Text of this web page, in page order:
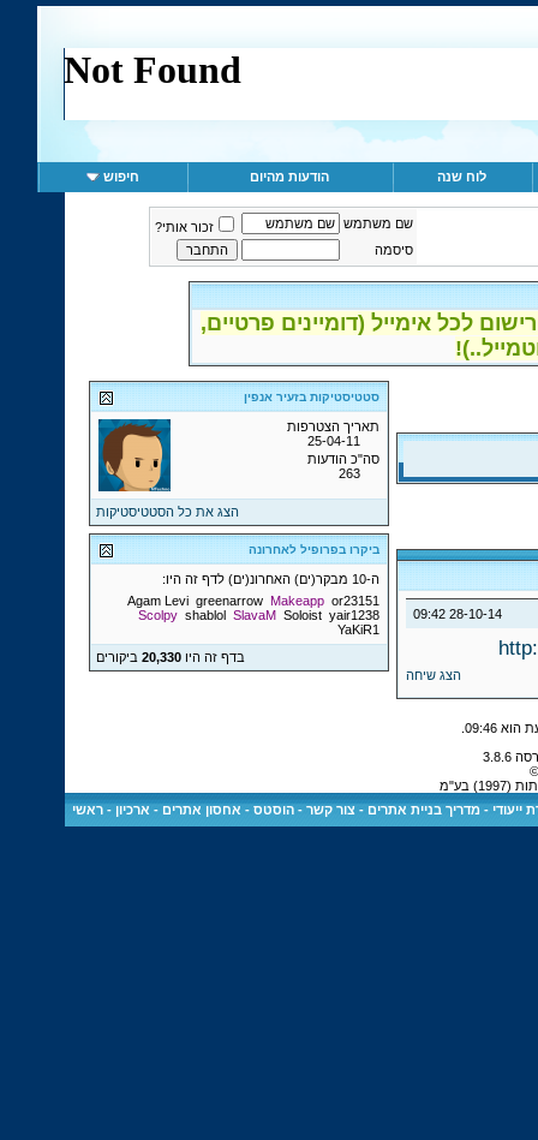
לוח שנה הודעות מהיום חיפוש
שם משתמש
זכור אותי?
סיסמה
לכל אימייל (דומיינים פרטיים,
28-10-14
09:42
הצג שיחה
סטטיסטיקות בזעיר אנפין
תאריך הצטרפות
25-04-11
סה"כ הודעות
263
הצג את כל הסטטיסטיקות
ביקרו בפרופיל לאחרונה
ה-10 מבקר(ים) האחרונ(ים) לדף זה היו:
Agam Levi greenarrow Makeapp or23151
Scolpy shablol SlavaM Soloist yair1238
YaKiR1
בדף זה היו20,330 ביקורים
09:46
בע"מ
ייעודי -מדריך בניית אתרים -צור קשר -הוסטס - אחסון אתרים - ארכיון -ראשי